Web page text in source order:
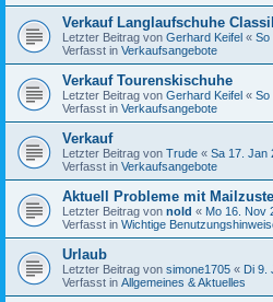
Verkauf Langlaufschuhe
Letzter Beitrag von Gerhard Keifel « So
Verfasst in Verkaufsangebote
Verkauf Tourenskischuhe
Letzter Beitrag von Gerhard Keifel « So
Verfasst in Verkaufsangebote
Verkauf
Letzter Beitrag von Trude « Sa 17. Jan
Verfasst in Verkaufsangebote
Aktuell Probleme mit
Letzter Beitrag von nold « Mo 16. Nov
Verfasst in Wichtige
Urlaub
Letzter Beitrag von simone1705 « Di 9.
Verfasst in Allgemeines & Aktuelles